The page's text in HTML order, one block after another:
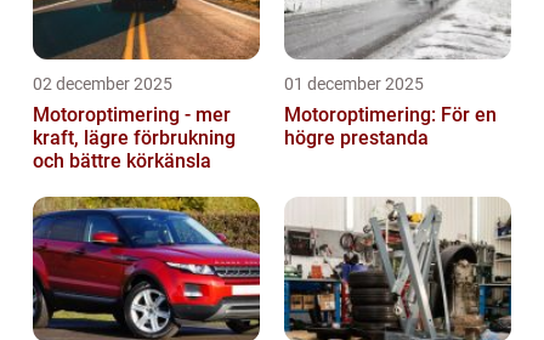
02 december 2025
Motoroptimering - mer
kraft, lägre förbrukning
och bättre körkänsla
01 december 2025
Motoroptimering: För en
högre prestanda